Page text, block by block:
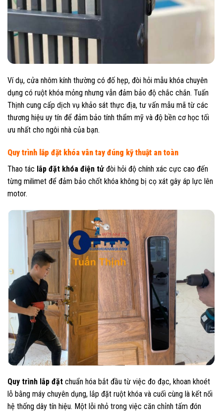
Ví dụ, cửa nhôm kính thường có đố hẹp, đòi hỏi mẫu khóa chuyên
dụng có ruột khóa mỏng nhưng vẫn đảm bảo độ chắc chắn. Tuấn
Thịnh cung cấp dịch vụ khảo sát thực địa, tư vấn mẫu mã từ các
thương hiệu uy tín để đảm bảo tính thẩm mỹ và độ bền cơ học tối
ưu nhất cho ngôi nhà của bạn.
Quy trình lắp đặt khóa vân tay đúng kỹ thuật an toàn
Thao tác lắp đặt khóa điện tử đòi hỏi độ chính xác cực cao đến
từng milimet để đảm bảo chốt khóa không bị cọ xát gây áp lực lên
motor.
Quy trình lắp đặt chuẩn hóa bắt đầu từ việc đo đạc, khoan khoét
lỗ bằng máy chuyên dụng, lắp đặt ruột khóa và cuối cùng là kết nối
hệ thống dây tín hiệu. Một lỗi nhỏ trong việc căn chỉnh tấm đón